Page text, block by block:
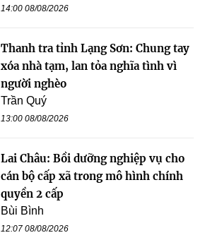
14:00 08/08/2026
Thanh tra tỉnh Lạng Sơn: Chung tay
xóa nhà tạm, lan tỏa nghĩa tình vì
người nghèo
Trần Quý
13:00 08/08/2026
Lai Châu: Bồi dưỡng nghiệp vụ cho
cán bộ cấp xã trong mô hình chính
quyền 2 cấp
Bùi Bình
12:07 08/08/2026